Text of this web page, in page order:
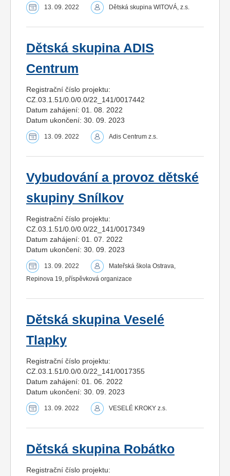
13. 09. 2022 Dětská skupina WITOVÁ, z.s.
Dětská skupina ADIS
Centrum
Registrační číslo projektu:
CZ.03.1.51/0.0/0.0/22_141/0017442
Datum zahájení: 01. 08. 2022
Datum ukončení: 30. 09. 2023
13. 09. 2022 Adis Centrum z.s.
Vybudování a provoz dětské
skupiny Snílkov
Registrační číslo projektu:
CZ.03.1.51/0.0/0.0/22_141/0017349
Datum zahájení: 01. 07. 2022
Datum ukončení: 30. 09. 2023
13. 09. 2022
Mateřská škola Ostrava,
Repinova 19, příspěvková organizace
Dětská skupina Veselé
Tlapky
Registrační číslo projektu:
CZ.03.1.51/0.0/0.0/22_141/0017355
Datum zahájení: 01. 06. 2022
Datum ukončení: 30. 09. 2023
13. 09. 2022 VESELÉ KROKY z.s.
Dětská skupina Robátko
Registrační číslo projektu: